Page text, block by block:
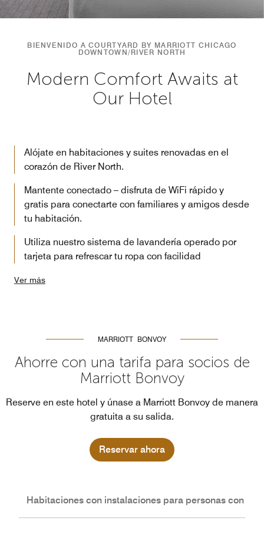
BIENVENIDO A COURTYARD BY MARRIOTT CHICAGO
DOWNTOWN/RIVER NORTH
Modern Comfort Awaits at
Our Hotel
Alójate en habitaciones y suites renovadas en el
corazón de River North.
Mantente conectado – disfruta de WiFi rápido y
gratis para conectarte con familiares y amigos desde
tu habitación.
Utiliza nuestro sistema de lavandería operado por
tarjeta para refrescar tu ropa con facilidad
Ver más
MARRIOTT BONVOY
Ahorre con una tarifa para socios de
Marriott Bonvoy
Reserve en este hotel y únase a Marriott Bonvoy de manera
gratuita a su salida.
Reservar ahora
Habitaciones con instalaciones para personas con